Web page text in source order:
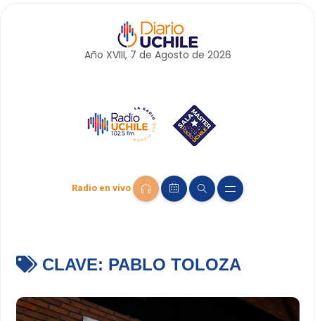
Año XVIII, 7 de Agosto de 2026
Radio en vivo
CLAVE: PABLO TOLOZA